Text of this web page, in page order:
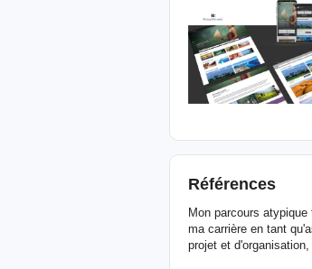
Références
Mon parcours
ma carrière en tant
projet et